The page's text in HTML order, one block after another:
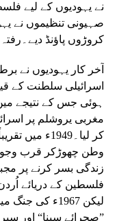
نے یہودیوں کے لیے
صہیونی تنظیموں نے
کروڑوں پاؤنڈ
اسرائیلی سلطنت کے
ہوئی جس کے نتیجے
مغربی یروشلم پر
کر
وطن چھوڑکر قرب
فلسطین کے دریائے
لیکن 1967ء کی
”صحرائے سینا“ اور